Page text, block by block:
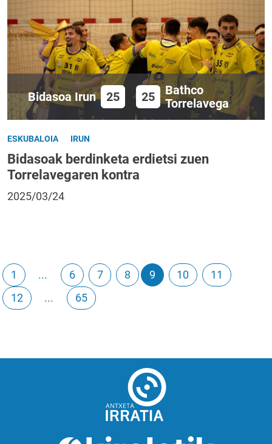
Bidasoa Irun 25 25
Bathco
Torrelavega
ESKUBALOIA IRUN
Bidasoak berdinketa erdietsi zuen
Torrelavegaren kontra
2025/03/24
1 ... 6 7 8 9 10
11
12
... 65